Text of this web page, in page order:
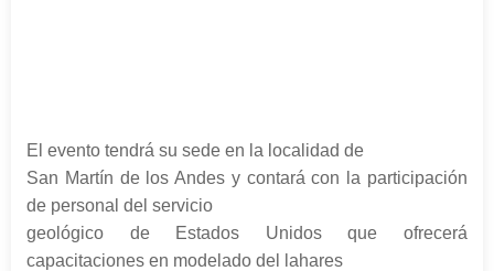
El evento tendrá su sede en la localidad de
San Martín de los Andes y contará con la participación
de personal del servicio
geológico de Estados Unidos que ofrecerá
capacitaciones en modelado del lahares